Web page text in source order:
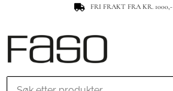
 FRI FRAKT FRA KR. 1000,-